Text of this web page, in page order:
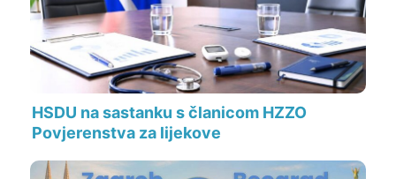
HSDU na sastanku s članicom HZZO
Povjerenstva za lijekove